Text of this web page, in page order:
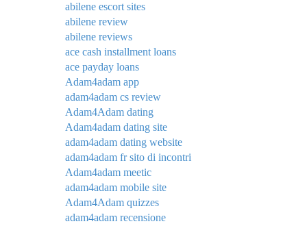
abilene escort sites
abilene review
abilene reviews
ace cash installment loans
ace payday loans
Adam4adam app
adam4adam cs review
Adam4Adam dating
Adam4adam dating site
adam4adam dating website
adam4adam fr sito di incontri
Adam4adam meetic
adam4adam mobile site
Adam4Adam quizzes
adam4adam recensione